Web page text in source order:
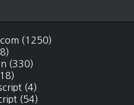
(1250)
(330)
(4)
(54)